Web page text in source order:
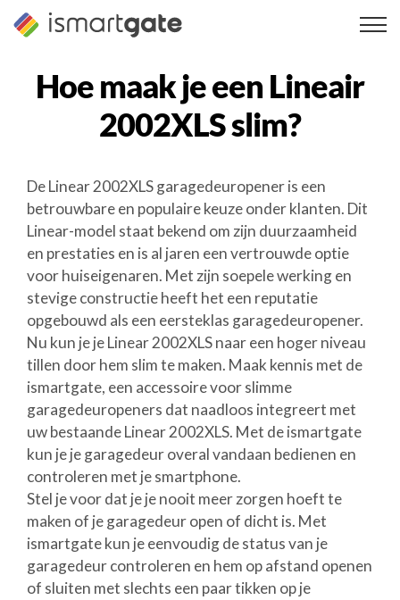
Overslaan
naar
Hoe maak je een Lineair
2002XLSslim?
De Linear 2002XLS garagedeuropener is een
betrouwbare en populaire keuze onder klanten. Dit
Linear-model staat bekend om zijn duurzaamheid
en prestaties en is al jaren een vertrouwde optie
voor huiseigenaren. Met zijn soepele werking en
stevige constructie heeft het een reputatie
opgebouwd als een eersteklas garagedeuropener.
Nu kun je je Linear 2002XLS naar een hoger niveau
tillen door hem slim te maken. Maak kennis met de
ismartgate, een accessoire voor slimme
garagedeuropeners dat naadloos integreert met
uw bestaande Linear 2002XLS. Met de ismartgate
kun je je garagedeur overal vandaan bedienen en
controleren met je smartphone.
Stel je voor dat je je nooit meer zorgen hoeft te
maken of je garagedeur open of dicht is. Met
ismartgate kun je eenvoudig de status van je
garagedeur controleren en hem op afstand openen
of sluiten met slechts een paar tikken op je